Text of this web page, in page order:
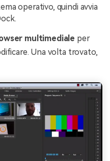
operativo, quindi avvia
multimediale per
Una volta trovato,